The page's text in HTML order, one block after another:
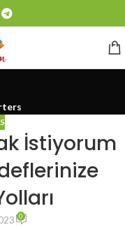
İstiyorum
0